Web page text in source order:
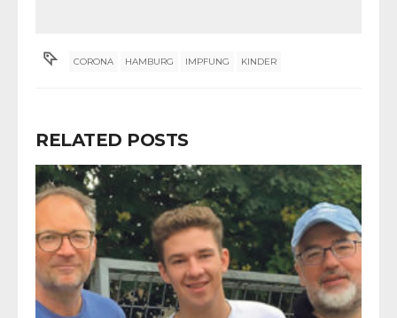
CORONA HAMBURG IMPFUNG KINDER
RELATED POSTS